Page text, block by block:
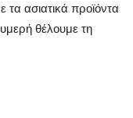
τα ασιατικά προϊόντα
θέλουμε τη